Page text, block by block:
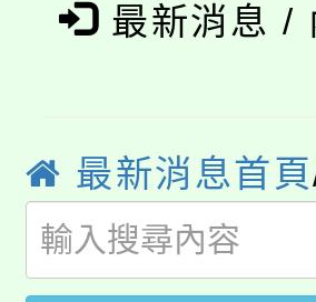
8/21下午1
局官網。
8月14至27
開!
115年桃園
田徑場及游
桃園市低收
最新消息 /
最新消息首頁